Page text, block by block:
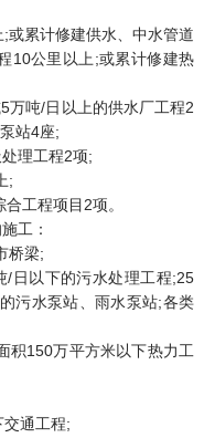
累计修建供水、中水管道
10公里以上;或累计修建热
吨/日以上的供水厂工程2
站4座;
理工程2项;
;
工程项目2项。
工：
桥梁;
以下的污水处理工程;25
污水泵站、雨水泵站;各类
150万平方米以下热力工
通工程;